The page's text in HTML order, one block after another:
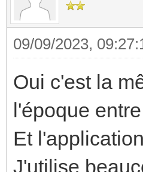
09/09/2023,
Oui c'est la
l'époque
Et
J'utilise